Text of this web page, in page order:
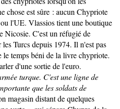
chose est sûre : aucun Chypriote
l'UE. Vlassios tient une boutique
Nicosie. C'est un réfugié de
Turcs depuis 1974. Il n'est pas
le temps béni de la livre chypriote.
d'une sortie de l'euro.
turque. C'est une ligne de
que les soldats de
magasin distant de quelques